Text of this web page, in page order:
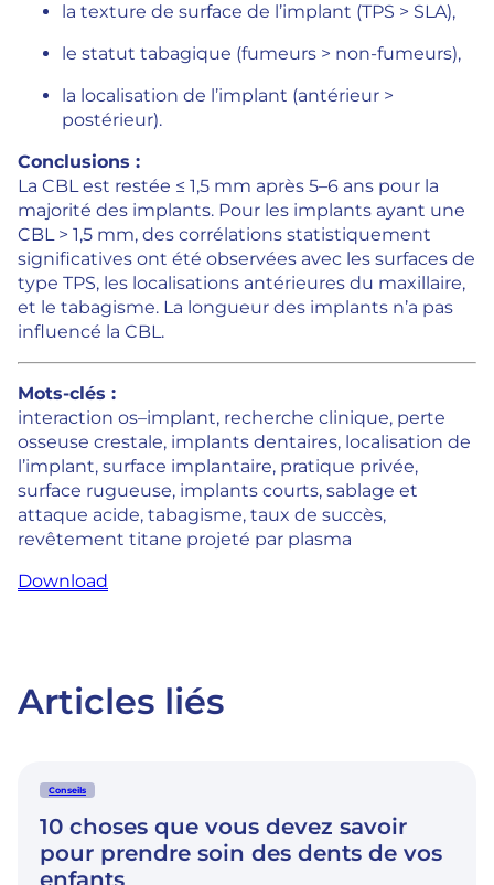
la texture de surface de l’implant (TPS > SLA),
le statut tabagique (fumeurs > non-fumeurs),
la localisation de l’implant (antérieur >
postérieur).
Conclusions :
La CBL est restée ≤ 1,5 mm après 5–6 ans pour la
majorité des implants. Pour les implants ayant une
CBL > 1,5 mm, des corrélations statistiquement
significatives ont été observées avec les surfaces de
type TPS, les localisations antérieures du maxillaire,
et le tabagisme. La longueur des implants n’a pas
influencé la CBL.
Mots-clés :
interaction os–implant, recherche clinique, perte
osseuse crestale, implants dentaires, localisation de
l’implant, surface implantaire, pratique privée,
surface rugueuse, implants courts, sablage et
attaque acide, tabagisme, taux de succès,
revêtement titane projeté par plasma
Download
Articles liés
Conseils
10 choses que vous devez savoir
pour prendre soin des dents de vos
enfants